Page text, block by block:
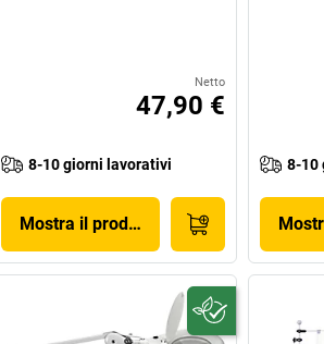
Netto
47,90 €
8-10 giorni lavorativi
Mostra il prodotto
8-10